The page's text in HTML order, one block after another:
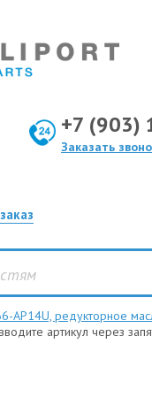
+7 (903)
Заказать
AP14U, редукторное
артикул через